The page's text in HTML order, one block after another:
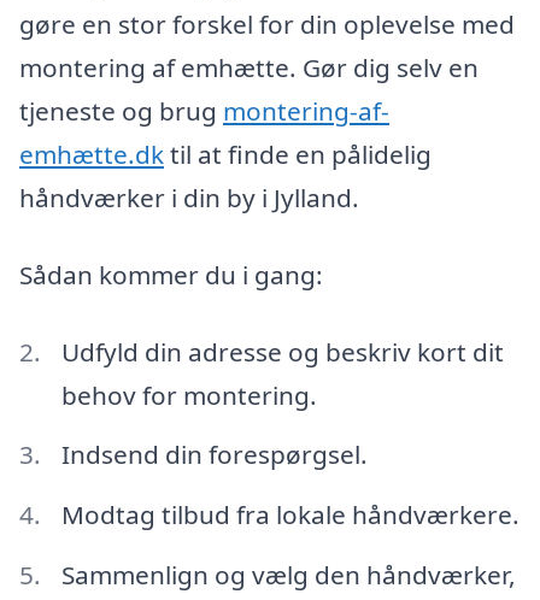
gøre en stor forskel for din oplevelse med
montering af emhætte. Gør dig selv en
tjeneste og brug montering-af-
emhætte.dktil at finde en pålidelig
håndværker i din by i Jylland.
Sådan kommer du i gang:
Udfyld din adresse og beskriv kort dit
behov for montering.
Indsend din forespørgsel.
Modtag tilbud fra lokale håndværkere.
Sammenlign og vælg den håndværker,